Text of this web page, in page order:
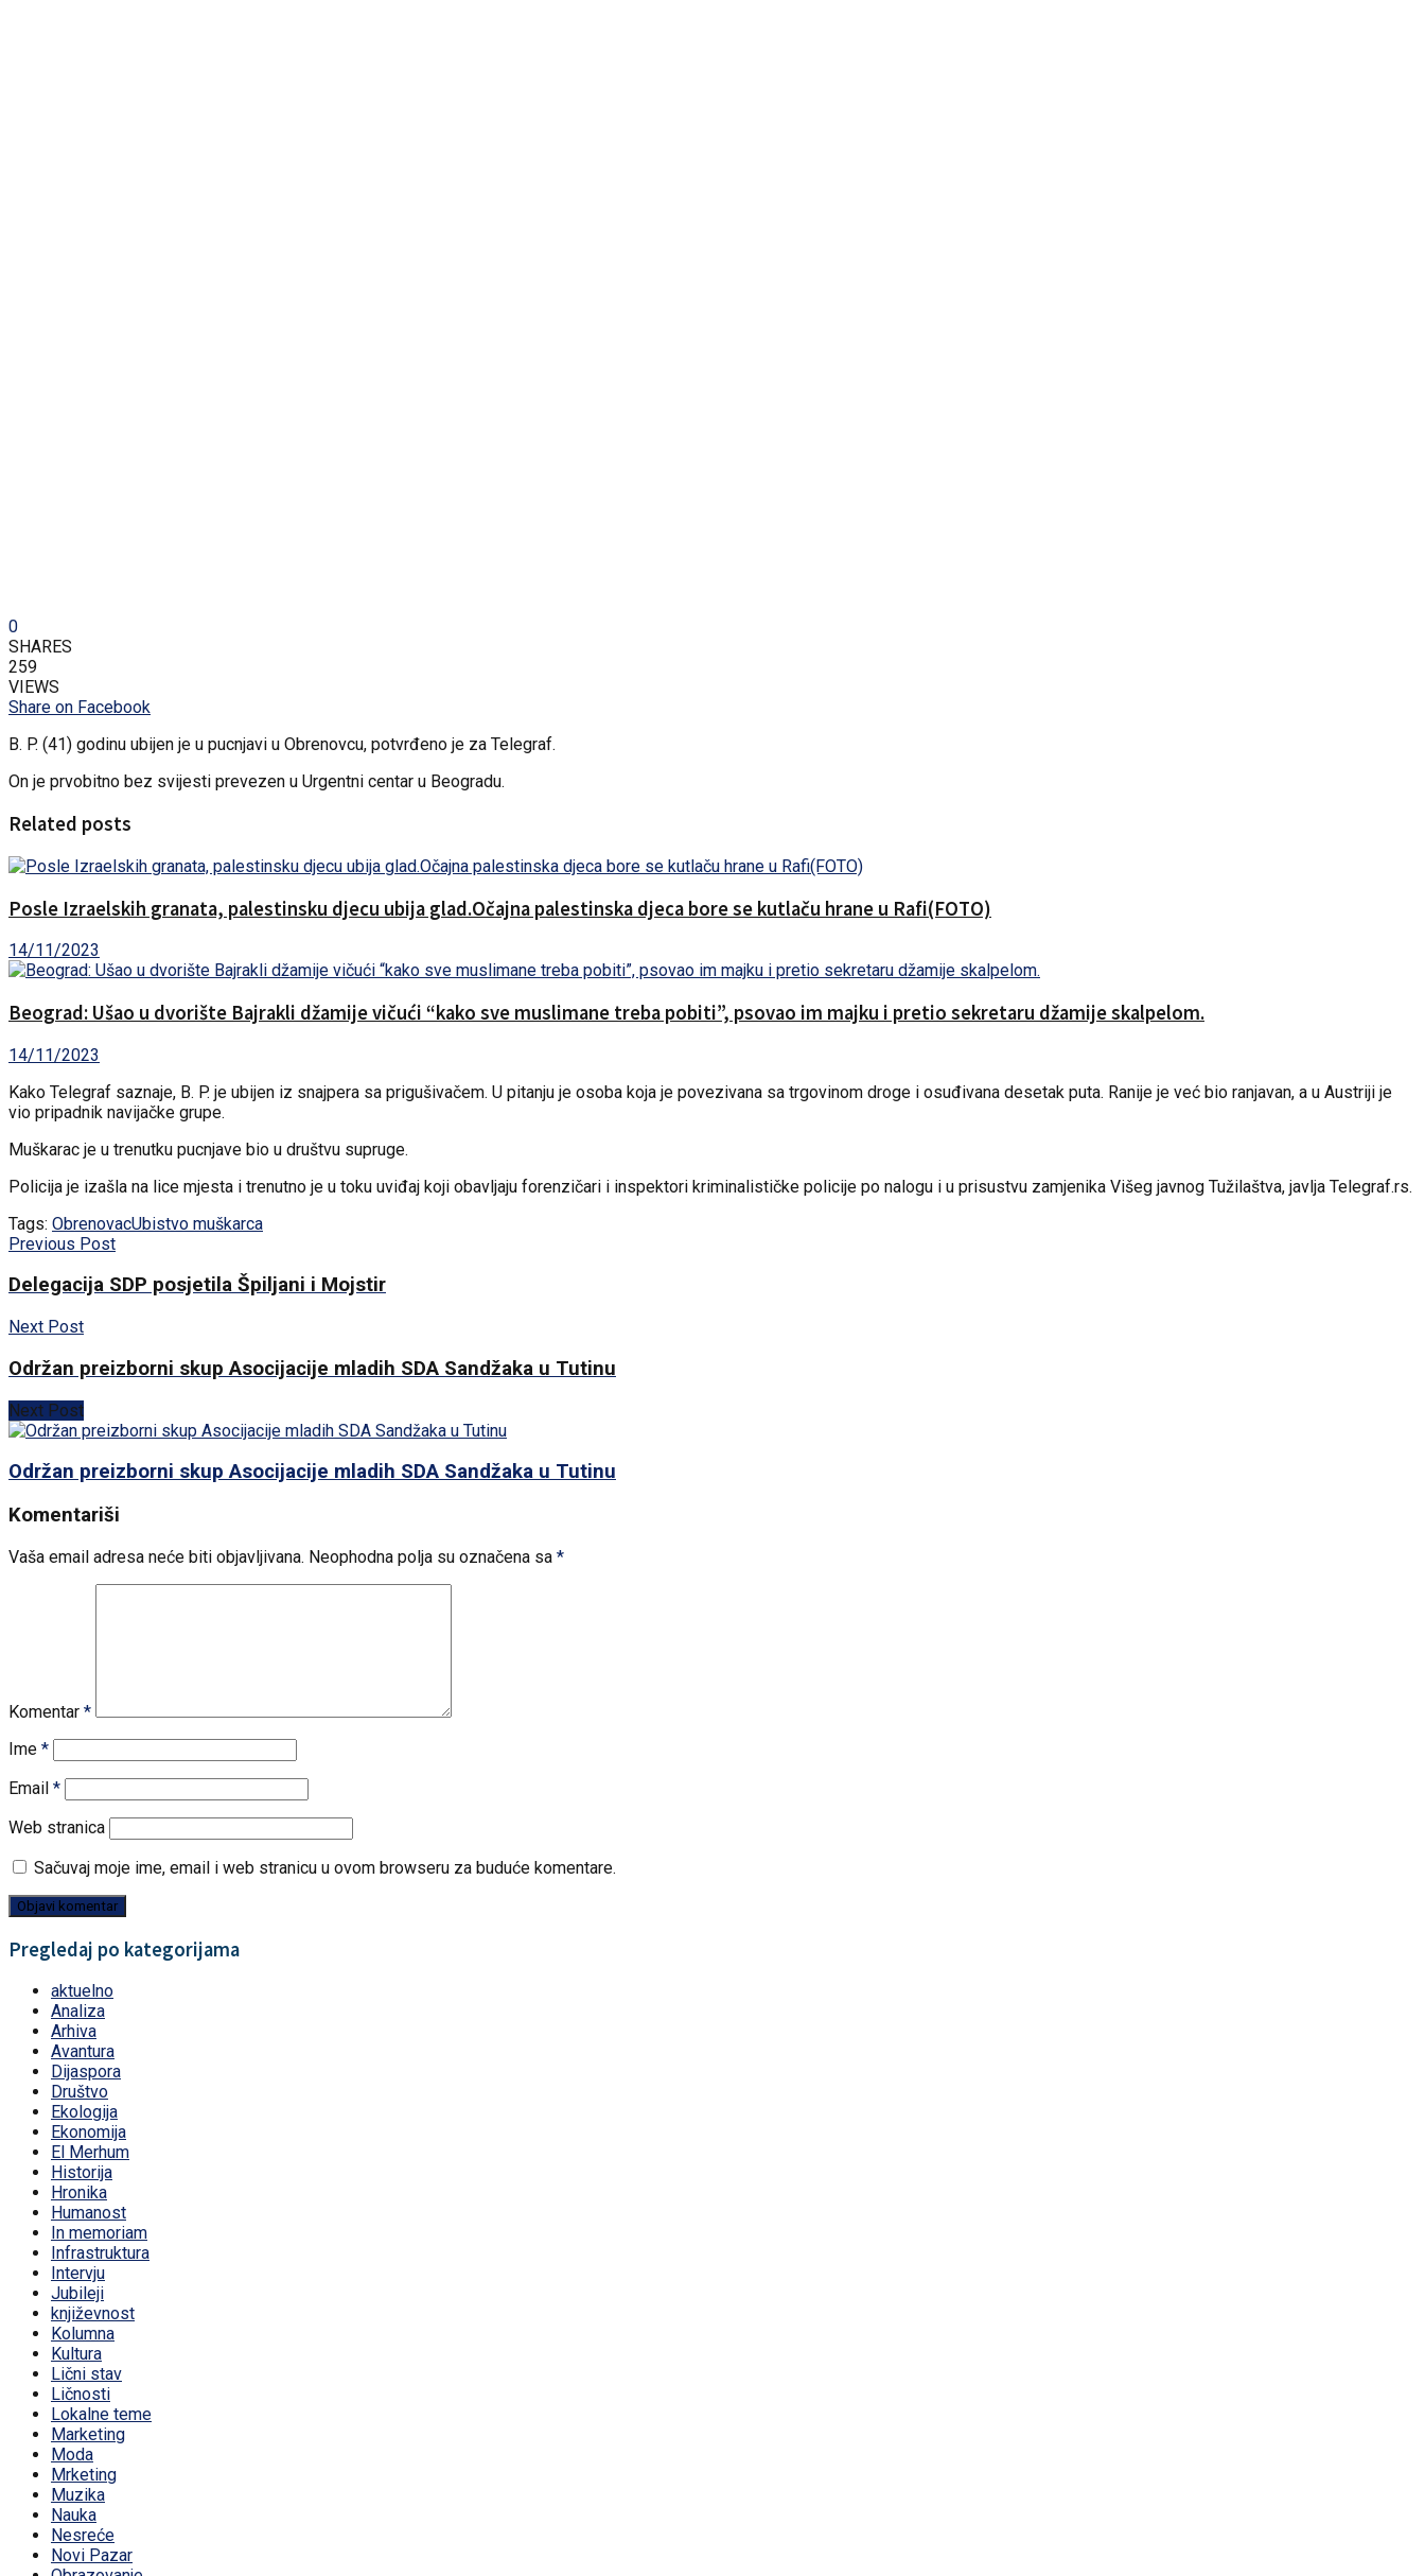
0
SHARES
259
VIEWS
Share on Facebook
B. P. (41) godinu ubijen je u pucnjavi u Obrenovcu, potvrđeno je za Telegraf.
On je prvobitno bez svijesti prevezen u Urgentni centar u Beogradu.
Related posts
Posle Izraelskih granata, palestinsku djecu ubija glad.Očajna palestinska djeca bore se kutlaču hrane u Rafi(FOTO)
14/11/2023
Beograd: Ušao u dvorište Bajrakli džamije vičući “kako sve muslimane treba pobiti”, psovao im majku i pretio sekretaru džamije skalpelom.
14/11/2023
Kako Telegraf saznaje, B. P. je ubijen iz snajpera sa prigušivačem. U pitanju je osoba koja je povezivana sa trgovinom droge i osuđivana desetak puta. Ranije je već bio ranjavan, a u Austriji je
vio pripadnik navijačke grupe.
Muškarac je u trenutku pucnjave bio u društvu supruge.
Policija je izašla na lice mjesta i trenutno je u toku uviđaj koji obavljaju forenzičari i inspektori kriminalističke policije po nalogu i u prisustvu zamjenika Višeg javnog Tužilaštva, javlja Telegraf.rs.
Tags: ObrenovacUbistvo muškarca
Previous Post
Delegacija SDP posjetila Špiljani i Mojstir
Next Post
Održan preizborni skup Asocijacije mladih SDA Sandžaka u Tutinu
Next Post
Održan preizborni skup Asocijacije mladih SDA Sandžaka u Tutinu
Komentariši
Vaša email adresa neće biti objavljivana. Neophodna polja su označena sa *
Komentar *
Ime *
Email *
Web stranica
Sačuvaj moje ime, email i web stranicu u ovom browseru za buduće komentare.
Pregledaj po kategorijama
aktuelno
Analiza
Arhiva
Avantura
Dijaspora
Društvo
Ekologija
Ekonomija
El Merhum
Historija
Hronika
Humanost
In memoriam
Infrastruktura
Intervju
Jubileji
književnost
Kolumna
Kultura
Lični stav
Ličnosti
Lokalne teme
Marketing
Moda
Mrketing
Muzika
Nauka
Nesreće
Novi Pazar